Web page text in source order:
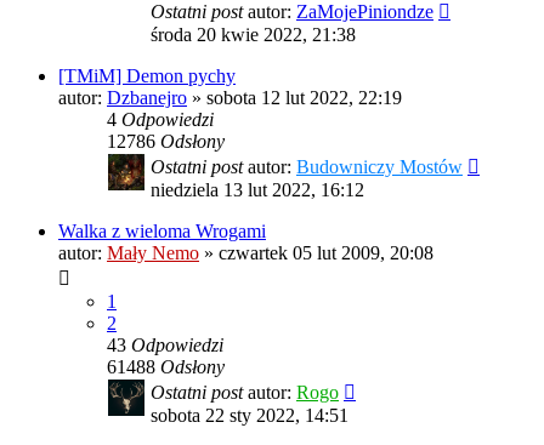
Ostatni postautor: ZaMojePiniondze
środa 20 kwie 2022, 21:38
[TMiM] Demon pychy
autor: Dzbanejro » sobota 12 lut 2022, 22:19
4 Odpowiedzi
12786 Odsłony
Ostatni postautor: Budowniczy Mostów
niedziela 13 lut 2022, 16:12
Walka z wieloma Wrogami
autor: Mały Nemo » czwartek 05 lut 2009, 20:08
1
2
43 Odpowiedzi
61488 Odsłony
Ostatni postautor: Rogo
sobota 22 sty 2022, 14:51